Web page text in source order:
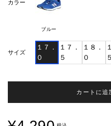
カラー
ブルー
サイズ
１７．
０
１７．
５
１８．
０
５
カートに追